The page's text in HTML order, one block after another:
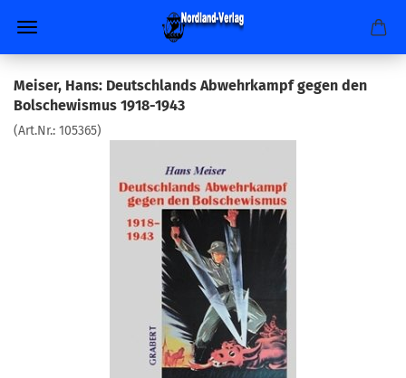
Meiser, Hans: Deutschlands Abwehrkampf gegen den
Bolschewismus 1918-1943
(Art.Nr.: 105365)